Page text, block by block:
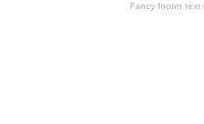
Fancy footer